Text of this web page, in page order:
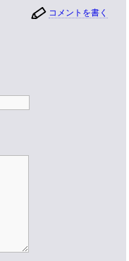
コメントを書く